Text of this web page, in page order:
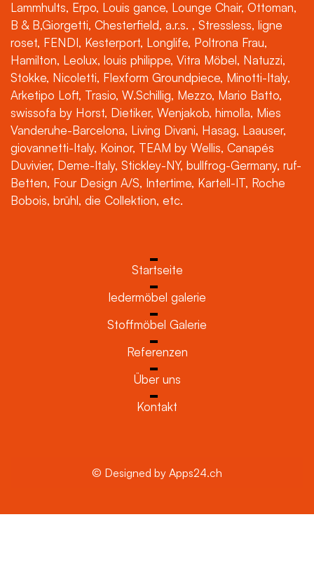
Lammhults, Erpo, Louis gance, Lounge Chair, Ottoman,
B & B,Giorgetti, Chesterfield, a.r.s. , Stressless, ligne
roset, FENDI, Kesterport, Longlife, Poltrona Frau,
Hamilton, Leolux, louis philippe, Vitra Möbel, Natuzzi,
Stokke, Nicoletti, Flexform Groundpiece, Minotti-Italy,
Arketipo Loft, Trasio, W.Schillig, Mezzo, Mario Batto,
swissofa by Horst, Dietiker, Wenjakob, himolla, Mies
Vanderuhe-Barcelona, Living Divani, Hasag, Laauser,
giovannetti-Italy, Koinor, TEAM by Wellis, Canapés
Duvivier, Deme-Italy, Stickley-NY, bullfrog-Germany, ruf-
Betten, Four Design A/S, Intertime, Kartell-IT, Roche
Bobois, brühl, die Collektion, etc.
Startseite
ledermöbel galerie
Stoffmöbel Galerie
Referenzen
Über uns
Kontakt
© Designed by Apps24.ch